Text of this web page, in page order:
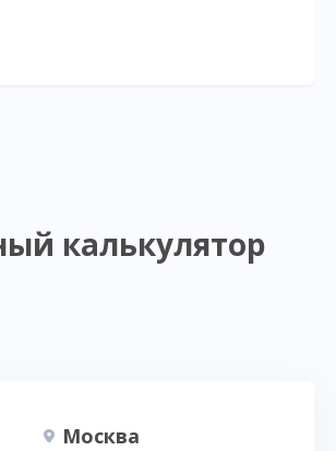
калькулятор
Москва